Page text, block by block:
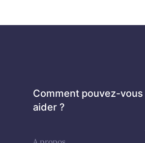
Comment pouvez-vous
aider ?